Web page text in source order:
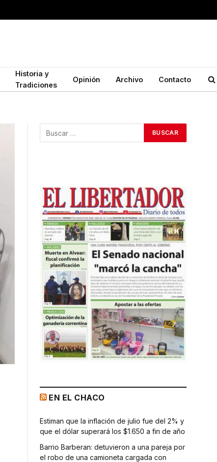
Historia y
Tradiciones
Opinión Archivo Contacto
EN EL CHACO
Estiman que la inflación de julio fue del 2% y
que el dólar superará los $1.650 a fin de año
Barrio Barberan: detuvieron a una pareja por
el robo de una camioneta cargada con